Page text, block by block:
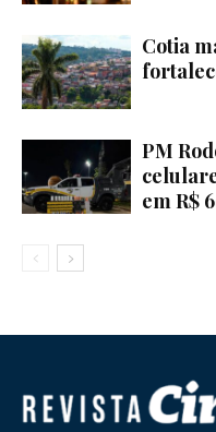
Cotia
PM
em R$